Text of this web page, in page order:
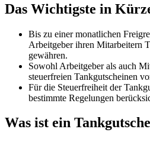
Das Wichtigste in
Bis zu einer monatlichen
Arbeitgeber ihren Mitarbeitern
gewähren.
Sowohl Arbeitgeber als auch
steuerfreien Tankgutscheinen
Für die Steuerfreiheit der
bestimmte Regelungen
Was ist ein